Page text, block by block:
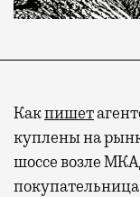
Какпишет
куплены на
шоссе возле